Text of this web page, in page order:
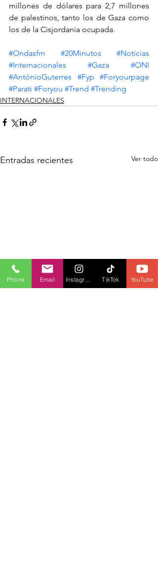
millones de dólares para 2,7 millones
de palestinos, tanto los de Gaza como
los de la Cisjordania ocupada.
#Ondasfm #20Minutos
#Noticias
#Internacionales
#Gaza
#ONI
#AntónioGuterres
#Fyp
#Foryourpage
#Parati #Foryou #Trend #Trending
INTERNACIONALES
Entradas recientes Ver todo
Phone Email TikTok YouTube